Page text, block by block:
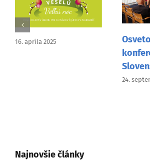
Osvetová
detí
11.
Najnovšie články